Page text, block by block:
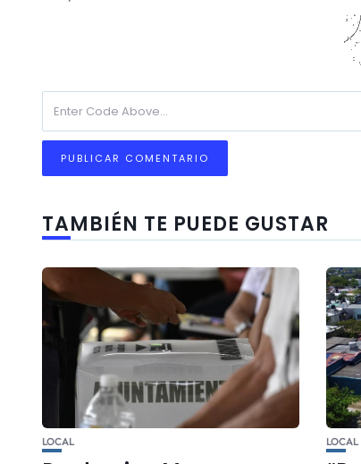
TAMBIÉN TE PUEDE GUSTAR
LOCAL LOCAL